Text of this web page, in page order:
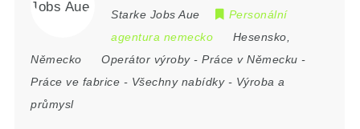
Starke Jobs Aue
Personální
agentura nemecko
Hesensko
Německo
Operátor výroby-Práce v Německu -
Práce ve fabrice - Všechny nabídky- Výroba a
průmysl